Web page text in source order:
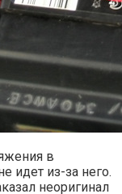
в
идет из-за него.
неоригинал